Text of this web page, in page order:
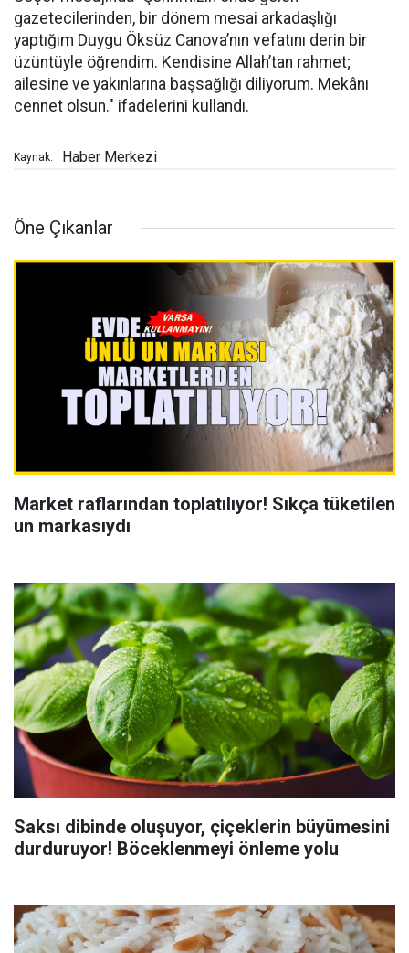
gazetecilerinden, bir dönem mesai arkadaşlığı
yaptığım Duygu Öksüz Canova’nın vefatını derin bir
üzüntüyle öğrendim. Kendisine Allah’tan rahmet;
ailesine ve yakınlarına başsağlığı diliyorum. Mekânı
cennet olsun." ifadelerini kullandı.
Kaynak: Haber Merkezi
Öne Çıkanlar
Market raflarından toplatılıyor! Sıkça tüketilen
un markasıydı
Saksı dibinde oluşuyor, çiçeklerin büyümesini
durduruyor! Böceklenmeyi önleme yolu